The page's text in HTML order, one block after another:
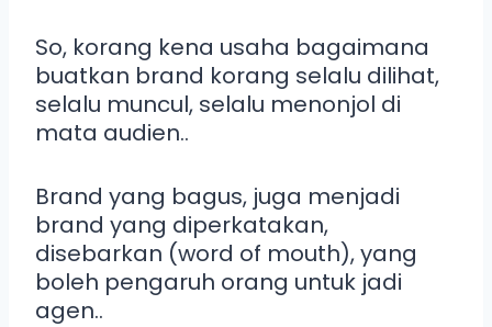
So, korang kena usaha bagaimana
buatkan brand korang selalu dilihat,
selalu muncul, selalu menonjol di
mata audien..
Brand yang bagus, juga menjadi
brand yang diperkatakan,
disebarkan (word of mouth), yang
boleh pengaruh orang untuk jadi
agen..